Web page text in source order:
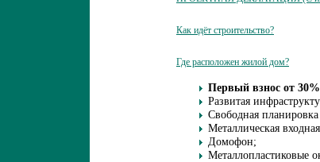
Как идёт строительство?
Где расположен жилой дом?
Первый взнос от
Развитая
Свободная
Металлическая
Домофон;
Металлопластиковые